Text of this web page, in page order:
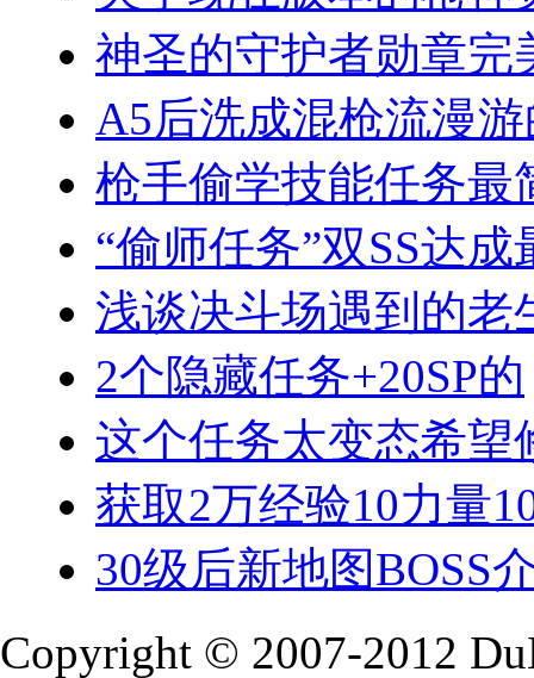
神圣的守护者勋章完
A5后洗成混枪流漫
枪手偷学技能任务最
“偷师任务”双SS达
浅谈决斗场遇到的老
2个隐藏任务+20SP的
这个任务太变态希望
获取2万经验10力量
30级后新地图BOSS
Copyright © 2007-2012